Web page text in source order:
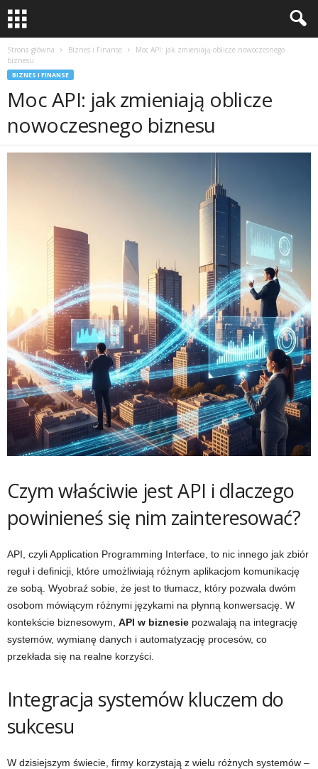
Strona główna Biznes i Finanse
Moc API: jak zmieniają oblicze nowoczesnego
biznesu
BIZNES I FINANSE
Moc API: jak zmieniają oblicze
nowoczesnego biznesu
Czym właściwie jest API i dlaczego
powinieneś się nim zainteresować?
API, czyli Application Programming Interface, to nic innego jak zbiór
reguł i definicji, które umożliwiają różnym aplikacjom komunikację
ze sobą. Wyobraź sobie, że jest to tłumacz, który pozwala dwóm
osobom mówiącym różnymi językami na płynną konwersację. W
kontekście biznesowym, API w biznesie pozwalają na integrację
systemów, wymianę danych i automatyzację procesów, co
przekłada się na realne korzyści.
Integracja systemów kluczem do
sukcesu
W dzisiejszym świecie, firmy korzystają z wielu różnych systemów –